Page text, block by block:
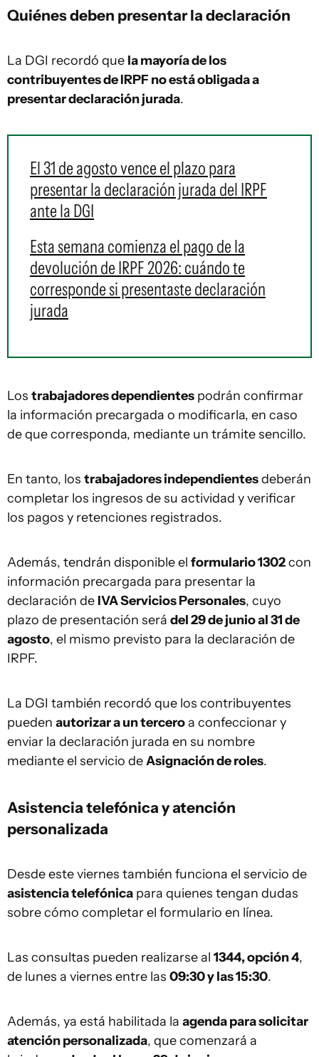
Quiénes deben presentar la declaración
La DGI recordó que la mayoría de los
contribuyentes de IRPF no está obligada a
presentar declaración jurada.
El 31 de agosto vence el plazo para
presentar la declaración jurada del IRPF
ante la DGI
Esta semana comienza el pago de la
devolución de IRPF 2026: cuándo te
corresponde si presentaste declaración
jurada
Los trabajadores dependientes podrán confirmar
la información precargada o modificarla, en caso
de que corresponda, mediante un trámite sencillo.
En tanto, los trabajadores independientesdeberán
completar los ingresos de su actividad y verificar
los pagos y retenciones registrados.
Además, tendrán disponible el formulario 1302con
información precargada para presentar la
declaración de IVA Servicios Personales, cuyo
plazo de presentación será del 29 de junio al 31 de
agosto, el mismo previsto para la declaración de
IRPF.
La DGI también recordó que los contribuyentes
pueden autorizar a un terceroa confeccionar y
enviar la declaración jurada en su nombre
mediante el servicio deAsignación de roles.
Asistencia telefónica y atención
personalizada
Desde este viernes también funciona el servicio de
asistencia telefónica para quienes tengan dudas
sobre cómo completar el formulario en línea.
Las consultas pueden realizarse al 1344, opción 4,
de lunes a viernes entre las 09:30 y las 15:30.
Además, ya está habilitada la agenda para solicitar
atención personalizada, que comenzará a